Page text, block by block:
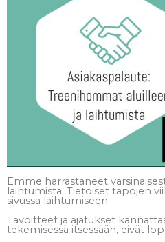
Emme harrastaneet
laihtumista. Tietoiset tapojen
sivussa laihtumiseen.
Tavoitteet ja ajatukset
tekemisessä itsessään, eivät